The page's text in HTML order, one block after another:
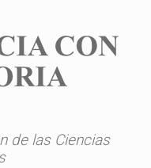
de las Ciencias